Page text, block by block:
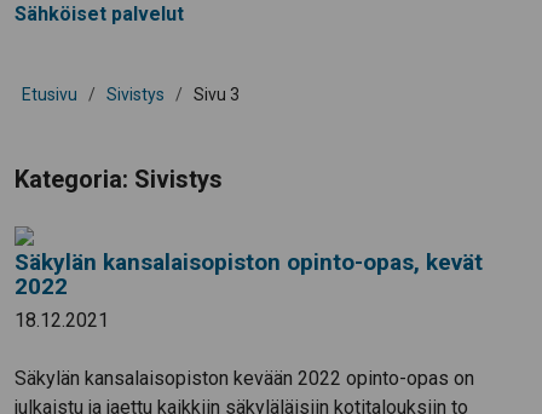
Sähköiset palvelut
Etusivu / Sivistys / Sivu 3
Kategoria: Sivistys
Säkylän kansalaisopiston opinto-opas, kevät
2022
18.12.2021
Säkylän kansalaisopiston kevään 2022 opinto-opas on
julkaistu ja jaettu kaikkiin säkyläläisiin kotitalouksiin to